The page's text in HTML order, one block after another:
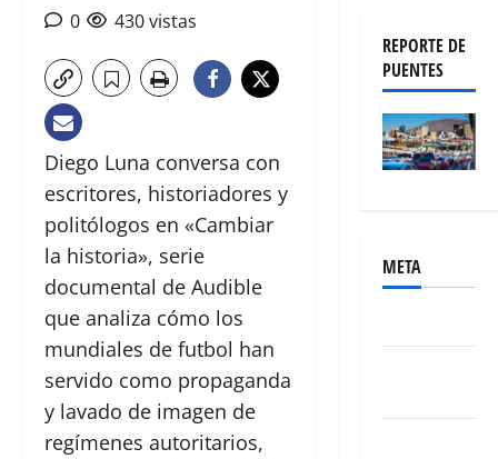
0
430 vistas
Diego Luna conversa con
escritores, historiadores y
politólogos en «Cambiar
la historia», serie
documental de Audible
que analiza cómo los
mundiales de futbol han
servido como propaganda
y lavado de imagen de
regímenes autoritarios,
REPORTE DE
PUENTES
META